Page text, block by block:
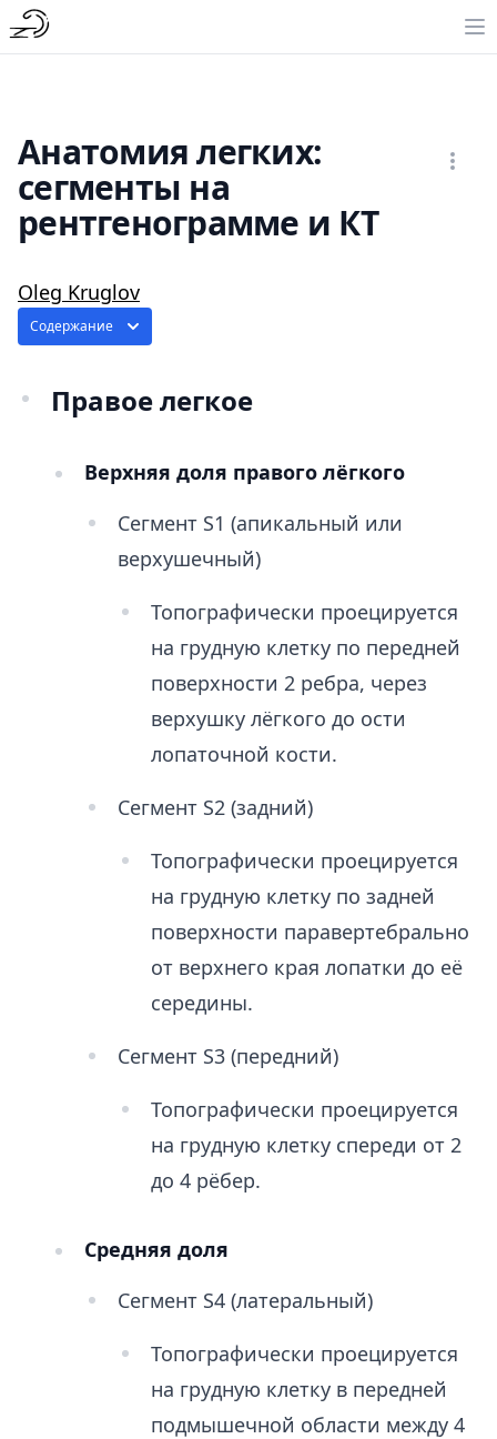
Анатомия легких:
сегменты на
рентгенограмме и КТ
Oleg Kruglov
Содержание
Правое легкое
Верхняя доля правого лёгкого
Сегмент S1 (апикальный или
верхушечный)
Топографически проецируется
на грудную клетку по передней
поверхности 2 ребра, через
верхушку лёгкого до ости
лопаточной кости.
Сегмент S2 (задний)
Топографически проецируется
на грудную клетку по задней
поверхности паравертебрально
от верхнего края лопатки до её
середины.
Сегмент S3 (передний)
Топографически проецируется
на грудную клетку спереди от 2
до 4 рёбер.
Средняя доля
Сегмент S4 (латеральный)
Топографически проецируется
на грудную клетку в передней
подмышечной области между 4